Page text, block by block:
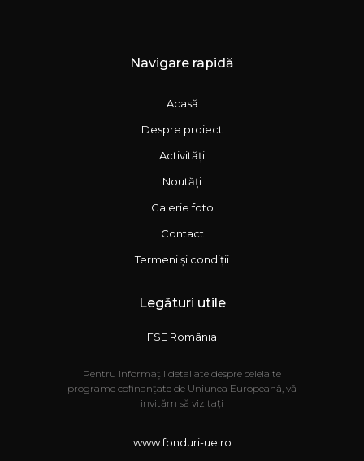
Navigare rapidă
Acasă
Despre proiect
Activități
Noutăți
Galerie foto
Contact
Termeni și condiții
Legături utile
FSE România
Pentru informații detaliate despre celelalte
programe cofinanțate de Uniunea Europeană, vă
invităm să vizitați
www.fonduri-ue.ro